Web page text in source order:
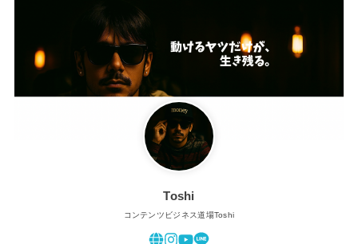
Toshi
コンテンツビジネス道場Toshi